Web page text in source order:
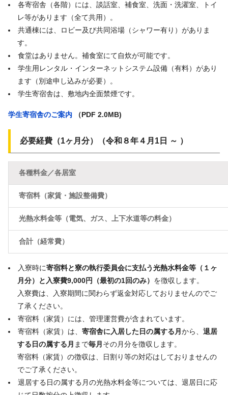
各寄宿舎（各階）には、談話室、補食室、洗面・洗濯室、トイ
レ等があります（全て共用）。
共通棟には、ロビー及び共同浴場（シャワー有り）がありま
す。
食堂はありません。補食室にて自炊が可能です。
学生用レンタル・インターネットシステム設備（有料）があり
ます（別途申し込みが必要）。
学生寄宿舎は、敷地内全面禁煙です。
学生寄宿舎のご案内 （PDF 2.0MB)
必要経費（1ヶ月分）（令和８年４月1日 ～ ）
各種料金／各居室
寄宿料（家賃・施設整備費）
光熱水料金等（電気、ガス、上下水道等の料金）
合計（経常費）
入寮時に寄宿料と寮の執行委員会に支払う光熱水料金等（１ヶ
月分）と入寮費9,000円（最初の1回のみ） を徴収します。
入寮費は、入寮期間に関わらず返金対応しておりませんのでご
了承ください。
寄宿料（家賃）には、管理運営費が含まれています。
寄宿料（家賃）は、 寄宿舎に入居した日の属する月 から、 退居
する日の属する月 まで毎月 その月分を徴収します。
寄宿料（家賃）の徴収は、日割り等の対応はしておりませんの
でご了承ください。
退居する日の属する月の光熱水料金等については、退居日に応